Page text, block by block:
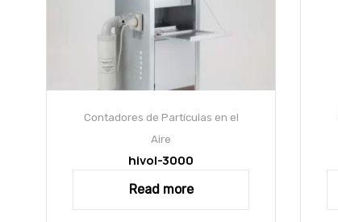
Contadores de Partículas en el
Aire
hivol-3000
Read more